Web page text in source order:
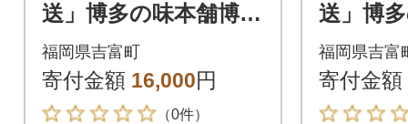
送」博多の味本舗博多
もつ鍋黄金のだしぽ
ん酢セットと辛子明
太子500g_吉富町
福岡県吉富町
寄付金額 16,000円
（0件）
送」博
もつ鍋
ん酢セ
太子
福岡県吉富
寄付金額